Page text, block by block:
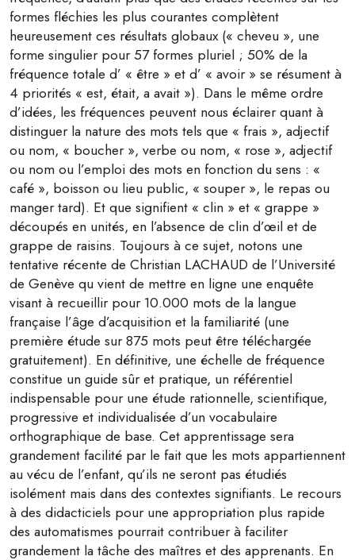
formes fléchies les plus courantes complètent
heureusement ces résultats globaux (« cheveu », une
forme singulier pour 57 formes pluriel ; 50% de la
fréquence totale d’ « être » et d’ « avoir » se résument à
4 priorités « est, était, a avait »). Dans le même ordre
d’idées, les fréquences peuvent nous éclairer quant à
distinguer la nature des mots tels que « frais », adjectif
ou nom, « boucher », verbe ou nom, « rose », adjectif
ou nom ou l’emploi des mots en fonction du sens : «
café », boisson ou lieu public, « souper », le repas ou
manger tard). Et que signifient « clin » et « grappe »
découpés en unités, en l’absence de clin d’œil et de
grappe de raisins. Toujours à ce sujet, notons une
tentative récente de Christian LACHAUD de l’Université
de Genève qu vient de mettre en ligne une enquête
visant à recueillir pour 10.000 mots de la langue
française l’âge d’acquisition et la familiarité (une
première étude sur 875 mots peut être téléchargée
gratuitement). En définitive, une échelle de fréquence
constitue un guide sûr et pratique, un référentiel
indispensable pour une étude rationnelle, scientifique,
progressive et individualisée d’un vocabulaire
orthographique de base. Cet apprentissage sera
grandement facilité par le fait que les mots appartiennent
au vécu de l’enfant, qu’ils ne seront pas étudiés
isolément mais dans des contextes signifiants. Le recours
à des didacticiels pour une appropriation plus rapide
des automatismes pourrait contribuer à faciliter
grandement la tâche des maîtres et des apprenants. En